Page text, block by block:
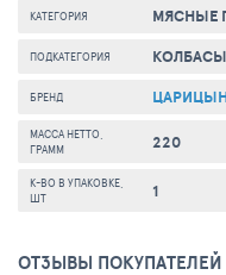
КАТЕГОРИЯ МЯСНЫЕ
ПОДКАТЕГОРИЯ КОЛБАСЫ
БРЕНД
МАССА НЕТТО,
ГРАММ
220
К-ВО В УПАКОВКЕ,
ШТ
1
ОТЗЫВЫ